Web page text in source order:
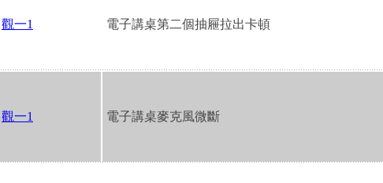
觀一1 電子講桌第二個抽屜拉出卡頓
觀一1 電子講桌麥克風微斷